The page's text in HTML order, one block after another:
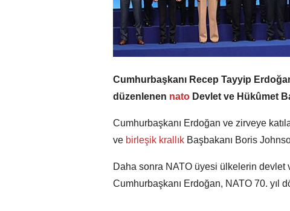
Cumhurbaşkanı Recep Tayyip
düzenlenen nato Devlet ve Hükûmet
Cumhurbaşkanı Erdoğan ve zirveye
ve birleşik krallık Başbakanı Boris
Daha sonra NATO üyesi ülkelerin devlet
Cumhurbaşkanı Erdoğan, NATO 70. yıl